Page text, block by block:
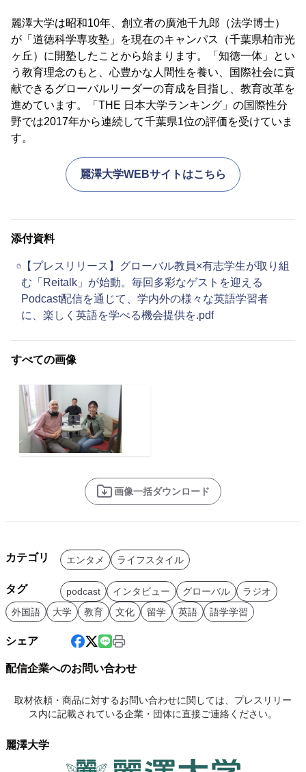
麗澤大学は昭和10年、創立者の廣池千九郎（法学博士）
が「道徳科学専攻塾」を現在のキャンパス（千葉県柏市光
ヶ丘）に開塾したことから始まります。「知徳一体」とい
う教育理念のもと、心豊かな人間性を養い、国際社会に貢
献できるグローバルリーダーの育成を目指し、教育改革を
進めています。「THE 日本大学ランキング」の国際性分
野では2017年から連続して千葉県1位の評価を受けていま
す。
麗澤大学WEBサイトはこちら
添付資料
【プレスリリース】グローバル教員×有志学生が取り組
む「Reitalk」が始動。毎回多彩なゲストを迎える
Podcast配信を通じて、学内外の様々な英語学習者
に、楽しく英語を学べる機会提供を.pdf
すべての画像
画像一括ダウンロード
カテゴリ エンタメ ライフスタイル
タグ podcast インタビュー グローバル
ラジオ
外国語
大学 教育 文化 留学 英語 語学学習
シェア
配信企業へのお問い合わせ
取材依頼・商品に対するお問い合わせに関しては、プレスリリー
ス内に記載されている企業・団体に直接ご連絡ください。
麗澤大学